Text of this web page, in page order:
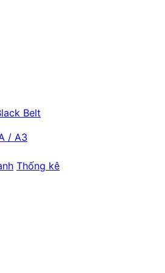
Belt
/ A3
Thống kê